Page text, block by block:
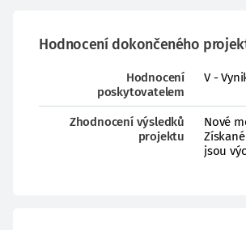
Hodnocení dokončeného
Hodnocení
poskytovatelem
V -
Zhodnocení výsledků
projektu
Nové
jsou